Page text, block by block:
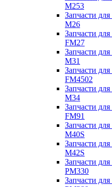
M253
Запчасти
M26
Запчасти
FM27
Запчасти
M31
Запчасти
FM4502
Запчасти
M34
Запчасти
FM91
Запчасти
M40S
Запчасти
M42S
Запчасти
PM330
Запчасти